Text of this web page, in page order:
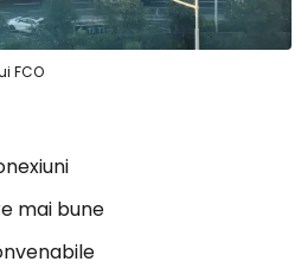
FCO
mai bune